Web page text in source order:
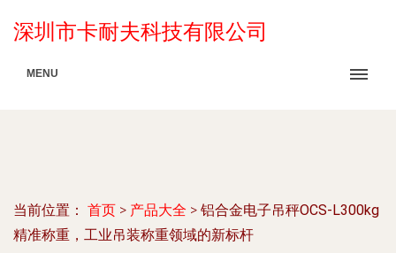
深圳市卡耐夫科技有限公司
MENU
当前位置： 首页 > 产品大全 > 铝合金电子吊秤OCS-L300kg
精准称重，工业吊装称重领域的新标杆